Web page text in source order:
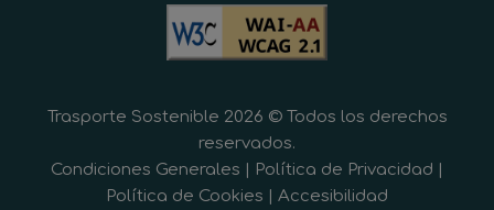
Trasporte Sostenible 2026 © Todos los derechos
reservados.
Condiciones Generales
Política de Privacidad
Política de Cookies
Accesibilidad